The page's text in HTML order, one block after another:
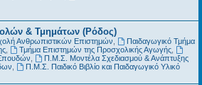
& Τμημάτων (Ρόδος)
Ανθρωπιστικών Επιστημών
Παιδαγωγικό Τμήμα
Τμήμα Επιστημών της Προσχολικής Αγωγής,
Π.Μ.Σ. Μοντέλα Σχεδιασμού & Ανάπτυξης
Π.Μ.Σ. Παιδικό Βιβλίο και Παιδαγωγικό Υλικό